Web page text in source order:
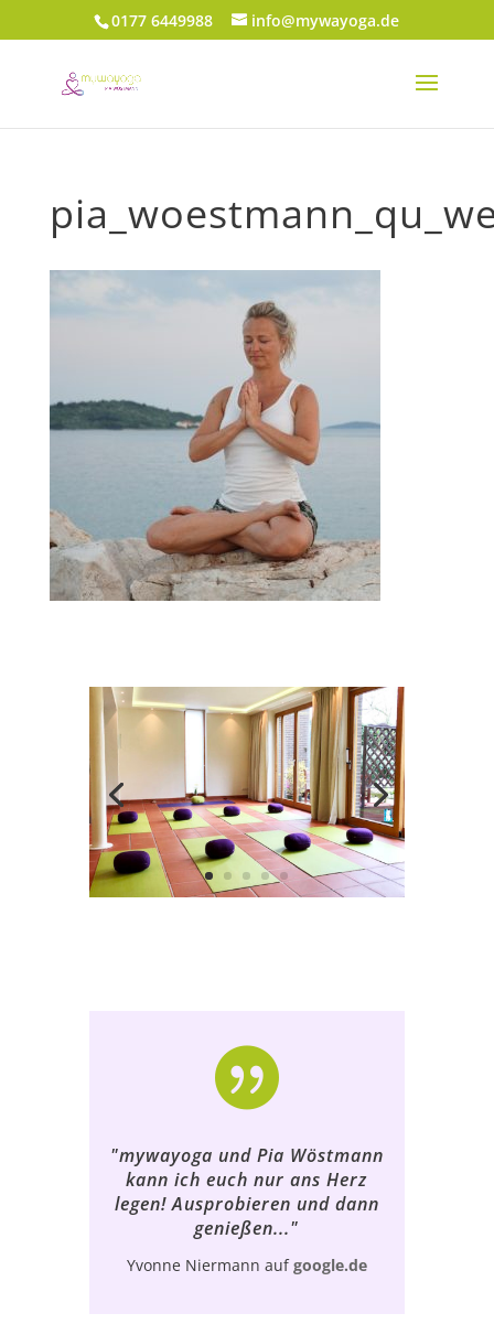
0177 6449988 info@mywayoga.de

"mywayoga und Pia Wöstmann
kann ich euch nur ans Herz
legen! Ausprobieren und dann
genießen..."
Yvonne Niermann aufgoogle.de